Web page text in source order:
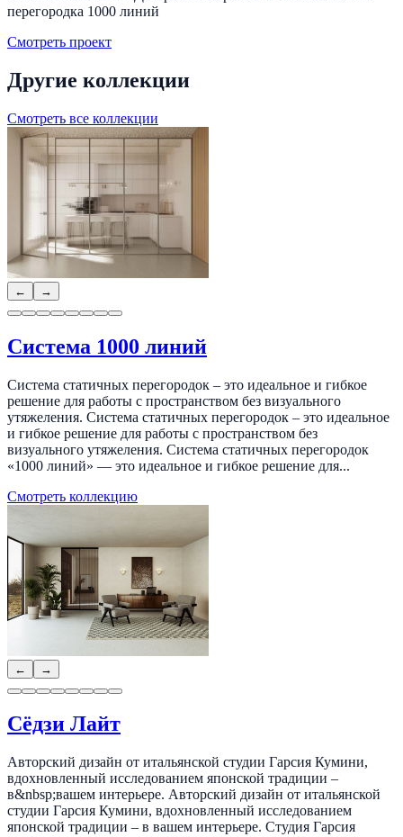
перегородка 1000 линий
Смотреть проект
Другие коллекции
Смотреть все коллекции
← →
Система 1000 линий
Система статичных перегородок – это идеальное и гибкое
решение для работы с пространством без визуального
утяжеления. Система статичных перегородок – это идеальное
и гибкое решение для работы с пространством без
визуального утяжеления. Система статичных перегородок
«1000 линий» — это идеальное и гибкое решение для...
Смотреть коллекцию
← →
Сёдзи Лайт
Авторский дизайн от итальянской студии Гарсия Кумини,
вдохновленный исследованием японской традиции –
в&nbsp;вашем интерьере. Авторский дизайн от итальянской
студии Гарсия Кумини, вдохновленный исследованием
японской традиции – в вашем интерьере. Студия Гарсия